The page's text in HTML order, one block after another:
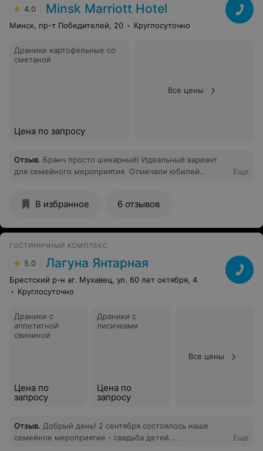
4.0 Minsk Marriott Hotel
Минск, пр-т Победителей, 20 Круглосуточно
Драники картофельные со
сметаной
Цена по запросу
Все цены
Отзыв. Бранч просто шикарный! Идеальный вариант
для семейного мероприятия. Отмечали юбилей
качества, приготовлено очень вкусно! Обслуживание
официанты. Детская зона с аниматором. Торт ко дню
рождения бесподобный! Очень рекомендую!
Еще
В избранное 6 отзывов
ГОСТИНИЧНЫЙ КОМПЛЕКС
5.0 Лагуна Янтарная
Брестский р-н аг. Мухавец, ул. 60 лет октября, 4
Круглосуточно
Драники с
аппетитной
свининой
Цена по
запросу
Драники с
лисичками
Цена по
запросу
Все цены
Отзыв. Добрый день! 2 сентября состоялось наше
семейное мероприятие - свадьба детей.
Еще